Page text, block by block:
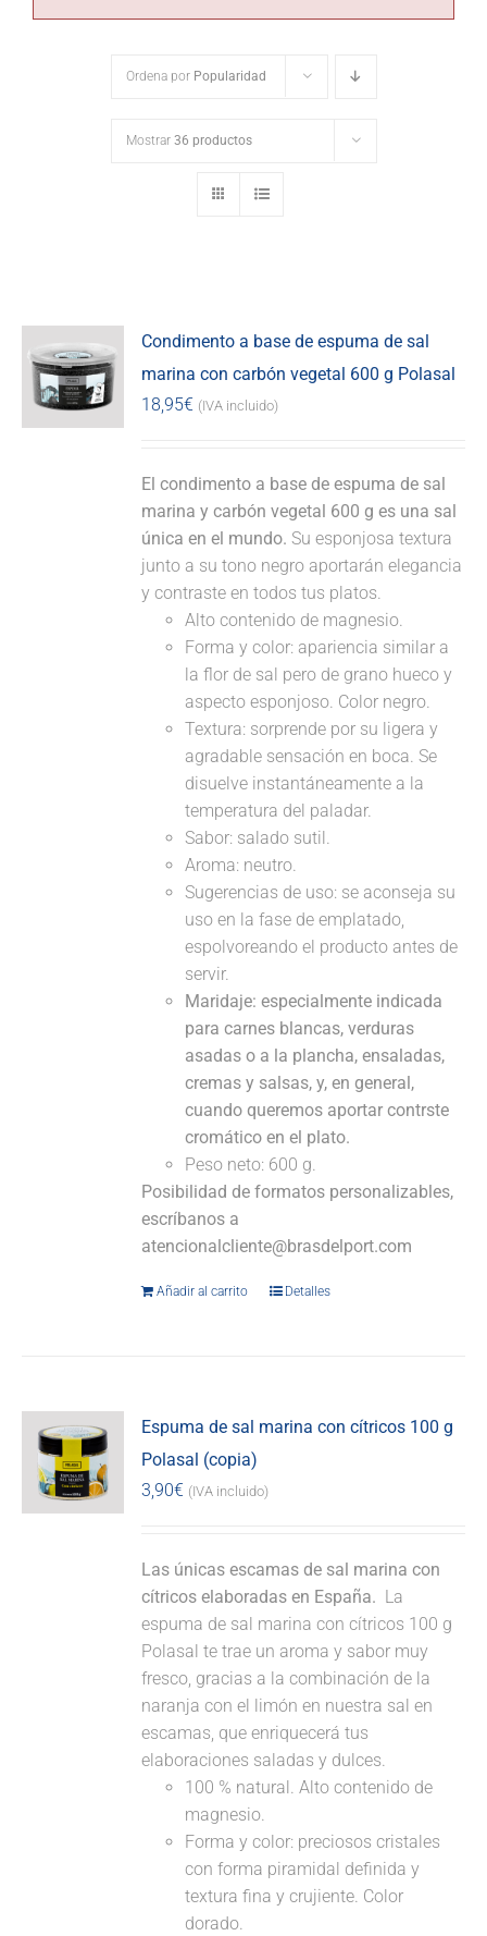
Ordena por Popularidad
Mostrar 36 productos
Condimento a base de espuma de sal
marina con carbón vegetal 600 g Polasal
18,95€ (IVA incluido)
El condimento a base de espuma de sal
marina y carbón vegetal 600 g es una sal
única en el mundo. Su esponjosa textura
junto a su tono negro aportarán elegancia
y contraste en todos tus platos.
Alto contenido de magnesio.
Forma y color: apariencia similar a
la flor de sal pero de grano hueco y
aspecto esponjoso. Color negro.
Textura: sorprende por su ligera y
agradable sensación en boca. Se
disuelve instantáneamente a la
temperatura del paladar.
Sabor: salado sutil.
Aroma: neutro.
Sugerencias de uso: se aconseja su
uso en la fase de emplatado,
espolvoreando el producto antes de
servir.
Maridaje: especialmente indicada
para carnes blancas, verduras
asadas o a la plancha, ensaladas,
cremas y salsas, y, en general,
cuando queremos aportar contrste
cromático en el plato.
Peso neto: 600 g.
Posibilidad de formatos personalizables,
escríbanos a
atencionalcliente@brasdelport.com
Añadir al carrito Detalles
Espuma de sal marina con cítricos 100 g
Polasal (copia)
3,90€ (IVA incluido)
Las únicas escamas de sal marina con
cítricos elaboradas en España. La
espuma de sal marina con cítricos 100 g
Polasal te trae un aroma y sabor muy
fresco, gracias a la combinación de la
naranja con el limón en nuestra sal en
escamas, que enriquecerá tus
elaboraciones saladas y dulces.
100 % natural. Alto contenido de
magnesio.
Forma y color: preciosos cristales
con forma piramidal definida y
textura fina y crujiente. Color
dorado.